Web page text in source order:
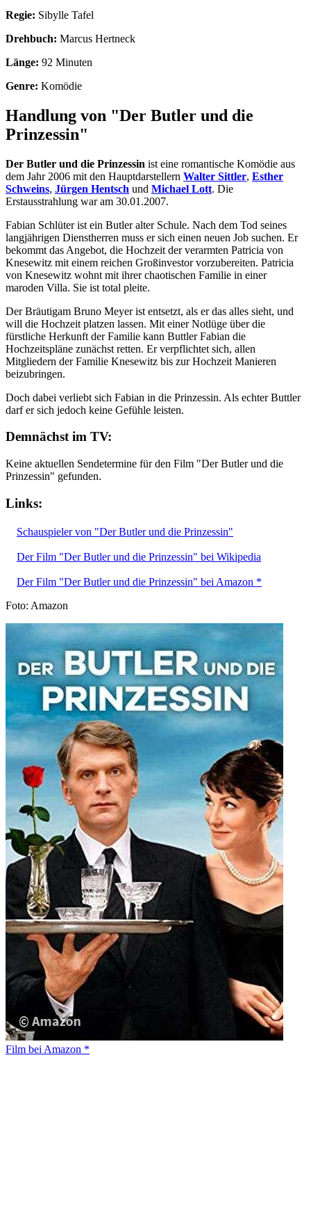
Regie: Sibylle Tafel
Drehbuch: Marcus Hertneck
Länge: 92 Minuten
Genre: Komödie
Handlung von "Der Butler und die
Prinzessin"
Der Butler und die Prinzessin ist eine romantische Komödie aus
dem Jahr 2006 mit den Hauptdarstellern Walter Sittler, Esther
Schweins, Jürgen Hentsch und Michael Lott. Die
Erstausstrahlung war am 30.01.2007.
Fabian Schlüter ist ein Butler alter Schule. Nach dem Tod seines
langjährigen Dienstherren muss er sich einen neuen Job suchen. Er
bekommt das Angebot, die Hochzeit der verarmten Patricia von
Knesewitz mit einem reichen Großinvestor vorzubereiten. Patricia
von Knesewitz wohnt mit ihrer chaotischen Familie in einer
maroden Villa. Sie ist total pleite.
Der Bräutigam Bruno Meyer ist entsetzt, als er das alles sieht, und
will die Hochzeit platzen lassen. Mit einer Notlüge über die
fürstliche Herkunft der Familie kann Buttler Fabian die
Hochzeitspläne zunächst retten. Er verpflichtet sich, allen
Mitgliedern der Familie Knesewitz bis zur Hochzeit Manieren
beizubringen.
Doch dabei verliebt sich Fabian in die Prinzessin. Als echter Buttler
darf er sich jedoch keine Gefühle leisten.
Demnächst im TV:
Keine aktuellen Sendetermine für den Film "Der Butler und die
Prinzessin" gefunden.
Links:
Schauspieler von "Der Butler und die Prinzessin"
Der Film "Der Butler und die Prinzessin" bei Wikipedia
Der Film "Der Butler und die Prinzessin" bei Amazon *
Foto: Amazon
Film bei Amazon *